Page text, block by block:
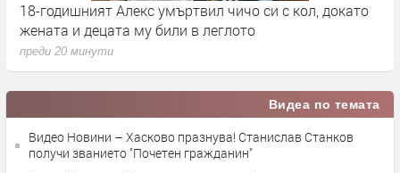
18-годишният Алекс умъртвил чичо си с кол, докато
жената и децата му били в леглото
преди 20 минути
Видеа по темата
Видео Новини – Хасково празнува! Станислав Станков
получи званието "Почетен гражданин"